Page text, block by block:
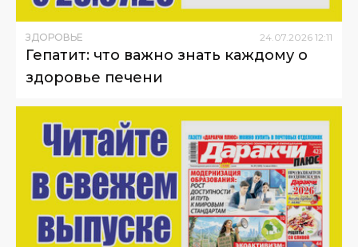
ЗДОРОВЬЕ 24.07.2026 12:11
Гепатит: что важно знать каждому о
здоровье печени